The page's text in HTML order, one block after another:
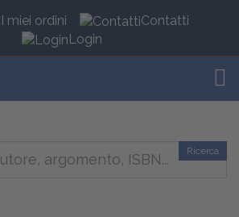
I miei ordini
Contatti
Login
Ricerca